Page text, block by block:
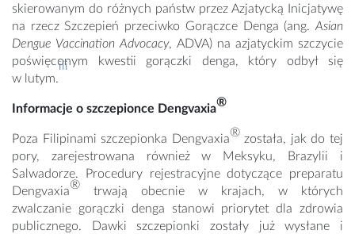
skierowanym do różnych państw przez Azjatycką Inicjatywę
na rzecz Szczepień przeciwko Gorączce Denga (ang.Asian
Dengue Vaccination Advocacy, ADVA) na azjatyckim szczycie
poświęconym kwestii gorączki denga, który odbył się
w lutym.
iii
Informacje o szczepionce Dengvaxia®
Poza Filipinami szczepionka Dengvaxia® została, jak do tej
pory, zarejestrowana również w Meksyku, Brazylii i
Salwadorze. Procedury rejestracyjne dotyczące preparatu
Dengvaxia® trwają obecnie w krajach, w których
zwalczanie gorączki denga stanowi priorytet dla zdrowia
publicznego. Dawki szczepionki zostały już wysłane i